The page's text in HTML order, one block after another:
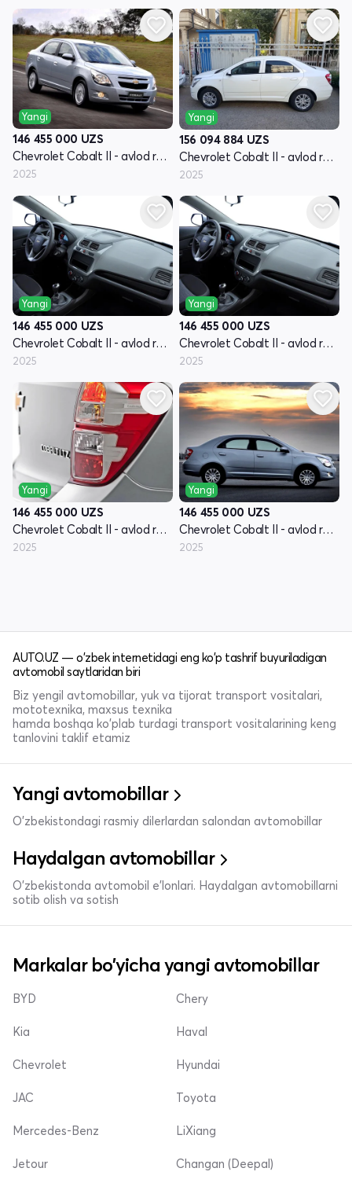
Yangi
146 455 000 UZS
Chevrolet Cobalt II - avlod restyling
2025
Yangi
156 094 884 UZS
Chevrolet Cobalt II - avlod restyling
2025
Yangi
146 455 000 UZS
Chevrolet Cobalt II - avlod restyling
2025
Yangi
146 455 000 UZS
Chevrolet Cobalt II - avlod restyling
2025
Yangi
146 455 000 UZS
Chevrolet Cobalt II - avlod restyling
2025
Yangi
146 455 000 UZS
Chevrolet Cobalt II - avlod restyling
2025
AUTO.UZ — o'zbek internetidagi eng ko'p tashrif buyuriladigan
avtomobil saytlaridan biri
Biz yengil avtomobillar, yuk va tijorat transport vositalari,
mototexnika, maxsus texnika
hamda boshqa ko'plab turdagi transport vositalarining keng
tanlovini taklif etamiz
Yangi avtomobillar
O'zbekistondagi rasmiy dilerlardan salondan avtomobillar
Haydalgan avtomobillar
O'zbekistonda avtomobil e’lonlari. Haydalgan avtomobillarni
sotib olish va sotish
Markalar bo'yicha yangi avtomobillar
BYD
Kia
Chevrolet
Chery
Haval
Hyundai
JAC
Mercedes-Benz
Jetour
Toyota
LiXiang
Changan (Deepal)